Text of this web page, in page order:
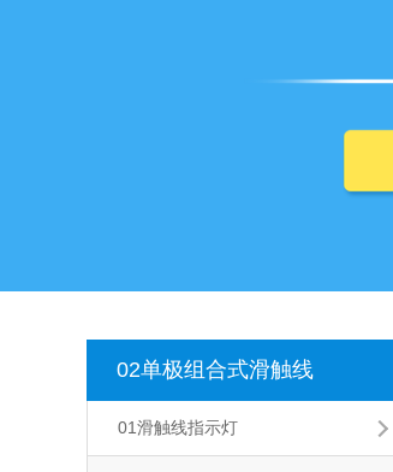
02单极组合式滑触线
01滑触线指示灯